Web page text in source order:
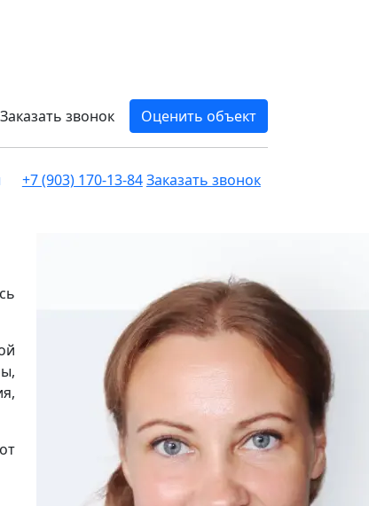
Заказать звонок
Оценить объект
+7 (903) 170-13-84Заказать звонок